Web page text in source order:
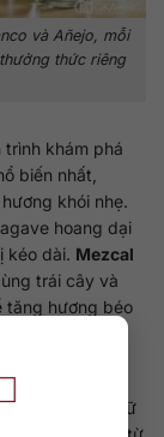
và Añejo, mỗi
thức riêng
trình khám phá
biến nhất,
khói nhẹ.
hoang dại
kéo dài. Mezcal
trái cây và
tăng hương béo
thời gian ủ.
hai tháng, giữ